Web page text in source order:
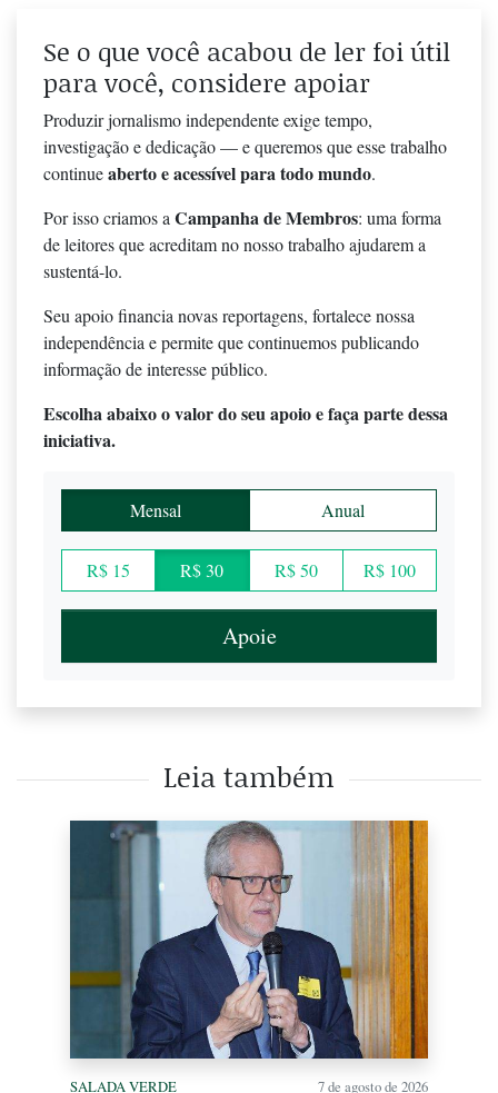
Se o que você acabou de ler foi útil
para você, considere apoiar
Produzir jornalismo independente exige tempo,
investigação e dedicação — e queremos que esse trabalho
continueaberto e acessível para todo mundo.
Por isso criamos a Campanha de Membros: uma forma
de leitores que acreditam no nosso trabalho ajudarem a
sustentá-lo.
Seu apoio financia novas reportagens, fortalece nossa
independência e permite que continuemos publicando
informação de interesse público.
Escolha abaixo o valor do seu apoio e faça parte dessa
iniciativa.
Mensal Anual
R$ 15 R$ 30 R$ 50 R$ 100
Apoie
Leia também
SALADA VERDE 7 de agosto de 2026